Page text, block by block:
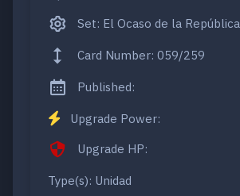
Set: El Ocaso de la República
Card Number: 059/259
Published:
Upgrade Power:
Upgrade HP:
Type(s): Unidad